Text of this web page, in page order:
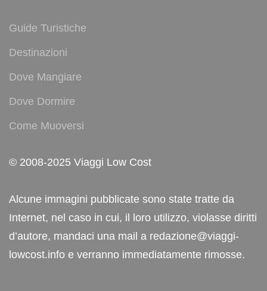
Guide Turistiche
Destinazioni
Dove Mangiare
Dove Dormire
Come Muoversi
© 2008-2025 Viaggi Low Cost
Alcune immagini pubblicate sono state tratte da
Internet, nel caso in cui, il loro utilizzo, violasse diritti
d’autore, mandaci una mail a redazione@viaggi-
lowcost.info e verranno immediatamente rimosse.